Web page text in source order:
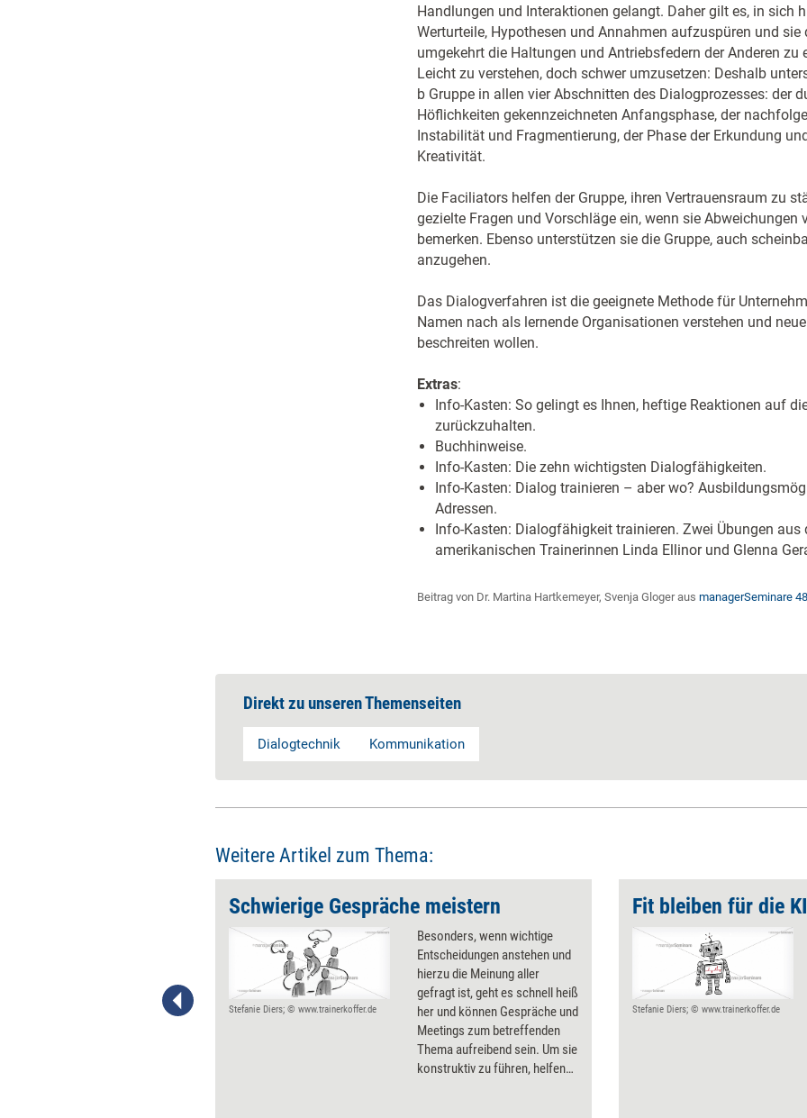
Handlungen und Interaktionen gelangt. Daher gilt es, in sich
Werturteile, Hypothesen und Annahmen aufzuspüren und
umgekehrt die Haltungen und Antriebsfedern der Anderen zu
Leicht zu verstehen, doch schwer umzusetzen: Deshalb
b Gruppe in allen vier Abschnitten des Dialogprozesses: der
Höflichkeiten gekennzeichneten Anfangsphase, der
Instabilität und Fragmentierung, der Phase der Erkundung
Kreativität.
Die Faciliators helfen der Gruppe, ihren Vertrauensraum zu
gezielte Fragen und Vorschläge ein, wenn sie
bemerken. Ebenso unterstützen sie die Gruppe, auch
anzugehen.
Das Dialogverfahren ist die geeignete Methode für
Namen nach als lernende Organisationen verstehen und
beschreiten wollen.
Extras:
Info-Kasten: So gelingt es Ihnen, heftige Reaktionen auf
zurückzuhalten.
Buchhinweise.
Info-Kasten: Die zehn wichtigsten Dialogfähigkeiten.
Info-Kasten: Dialog trainieren – aber wo?
Adressen.
Info-Kasten: Dialogfähigkeit trainieren. Zwei Übungen aus
amerikanischen Trainerinnen Linda Ellinor und Glenna
Beitrag von Dr. Martina Hartkemeyer, Svenja Gloger aus managerSeminare 48
Direkt zu unseren Themenseiten
Dialogtechnik Kommunikation
Weitere Artikel zum Thema:
eskalierter Konflikt aber nicht
Schwierige Gespräche meistern
Stefanie Diers; © www.trainerkoffer.de
Besonders, wenn wichtige
Entscheidungen anstehen und
hierzu die Meinung aller
gefragt ist, geht es schnell heiß
her und können Gespräche und
Meetings zum betreffenden
Thema aufreibend sein. Um sie
konstruktiv zu führen, helfen
Fit bleiben für die
Stefanie Diers; © www.trainerkoffer.de